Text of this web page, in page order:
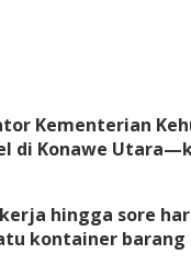
Kementerian
di Konawe
hingga sore
kontainer